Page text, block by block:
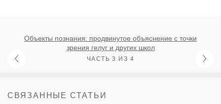
Объекты познания: продвинутое объяснение с точки
зрения гелуг и других школ
ЧАСТЬ 3 ИЗ 4
СВЯЗАННЫЕ СТАТЬИ